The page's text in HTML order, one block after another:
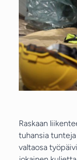
Raskaan
tuhansia
valtaosa